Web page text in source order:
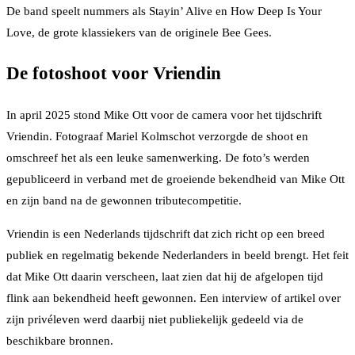
De band speelt nummers als Stayin’ Alive en How Deep Is Your
Love, de grote klassiekers van de originele Bee Gees.
De fotoshoot voor Vriendin
In april 2025 stond Mike Ott voor de camera voor het tijdschrift
Vriendin. Fotograaf Mariel Kolmschot verzorgde de shoot en
omschreef het als een leuke samenwerking. De foto’s werden
gepubliceerd in verband met de groeiende bekendheid van Mike Ott
en zijn band na de gewonnen tributecompetitie.
Vriendin is een Nederlands tijdschrift dat zich richt op een breed
publiek en regelmatig bekende Nederlanders in beeld brengt. Het feit
dat Mike Ott daarin verscheen, laat zien dat hij de afgelopen tijd
flink aan bekendheid heeft gewonnen. Een interview of artikel over
zijn privéleven werd daarbij niet publiekelijk gedeeld via de
beschikbare bronnen.